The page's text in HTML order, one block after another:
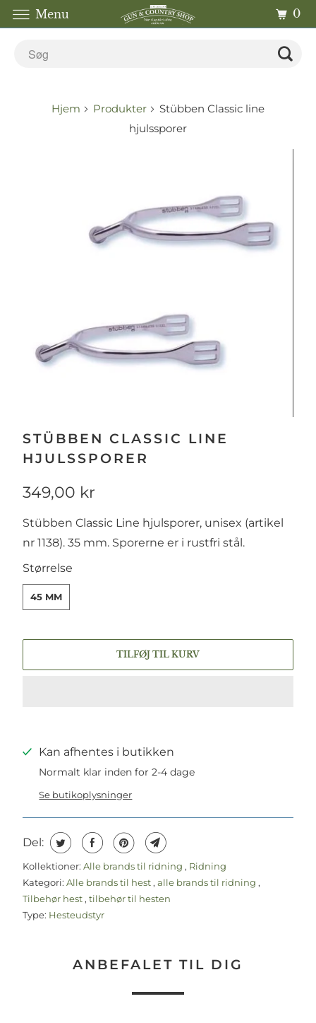
Hjem Produkter
Stübben Classic line
hjulssporer
STÜBBEN CLASSIC LINE
HJULSSPORER
349,00 kr
Stübben Classic Line hjulsporer, unisex (artikel
nr 1138). 35 mm. Sporerne er i rustfri stål.
Størrelse
SWATCH-45-MM
45 MM
TILFØJ TIL KURV
Kan afhentes i butikken
Normalt klar inden for 2-4 dage
Se butikoplysninger
Del:
Kollektioner: Alle brands til ridning , Ridning
Kategori: Alle brands til hest , alle brands til ridning ,
Tilbehør hest , tilbehør til hesten
Type: Hesteudstyr
ANBEFALET TIL DIG
Menu 0